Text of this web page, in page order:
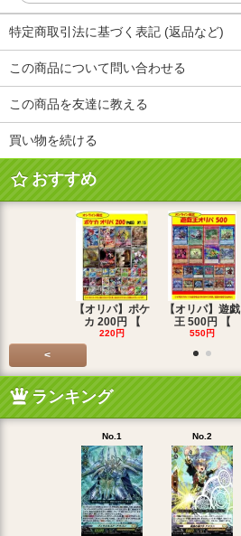
特定商取引法に基づく表記 (返品など)
この商品について問い合わせる
この商品を友達に教える
買い物を続ける
おすすめ
【オリパ】ポケ
カ 200円 【
220円
【オリパ】遊戯
王 500円 【
550円
<
ランキング
No.1 No.2